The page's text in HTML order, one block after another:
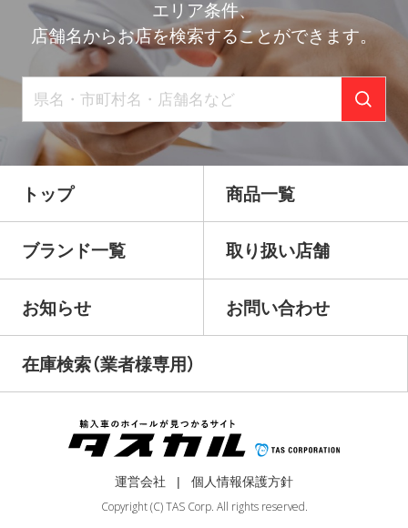
エリア条件、
店舗名からお店を検索することができます。
トップ 商品一覧
ブランド一覧 取り扱い店舗
お知らせ お問い合わせ
在庫検索（業者様専用）
運営会社
個人情報保護方針
Copyright (C) TAS Corp. All rights reserved.